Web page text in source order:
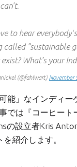
to hear
called "sustainable
What's your
(@fahlwart) November
能」なインディー
では『コーヒート
の設立者Kris
紹介します。